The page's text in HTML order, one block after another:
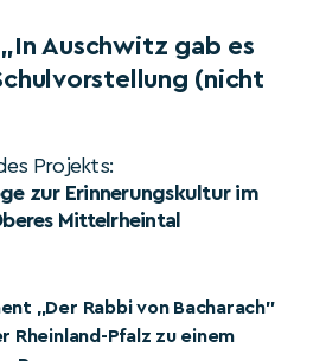
Auschwitz gab es
(nicht
Projekts:
zur Erinnerungskultur im
Mittelrheintal
„Der Rabbi von Bacharach”
Rheinland-Pfalz zu einem